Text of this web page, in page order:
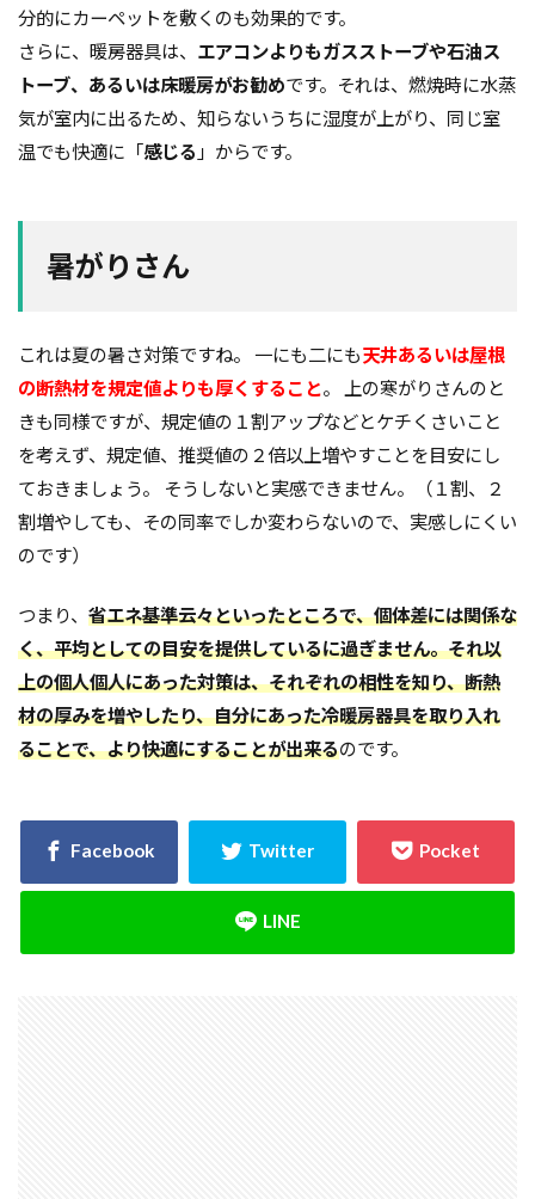
分的にカーペットを敷くのも効果的です。
さらに、暖房器具は、 エアコンよりもガスストーブや石油ス
トーブ、あるいは床暖房がお勧めです。それは、燃焼時に水蒸
気が室内に出るため、知らないうちに湿度が上がり、同じ室
温でも快適に「感じる 」からです。
暑がりさん
これは夏の暑さ対策ですね。 一にも二にも天井あるいは屋根
の断熱材を規定値よりも厚くすること。 上の寒がりさんのと
きも同様ですが、規定値の１割アップなどとケチくさいこと
を考えず、規定値、推奨値の２倍以上増やすことを目安にし
ておきましょう。 そうしないと実感できません。（１割、２
割増やしても、その同率でしか変わらないので、実感しにくい
のです）
つまり、 省エネ基準云々といったところで、個体差には関係な
く、平均としての目安を提供しているに過ぎません。それ以
上の個人個人にあった対策は、それぞれの相性を知り、断熱
材の厚みを増やしたり、自分にあった冷暖房器具を取り入れ
ることで、より快適にすることが出来るのです。